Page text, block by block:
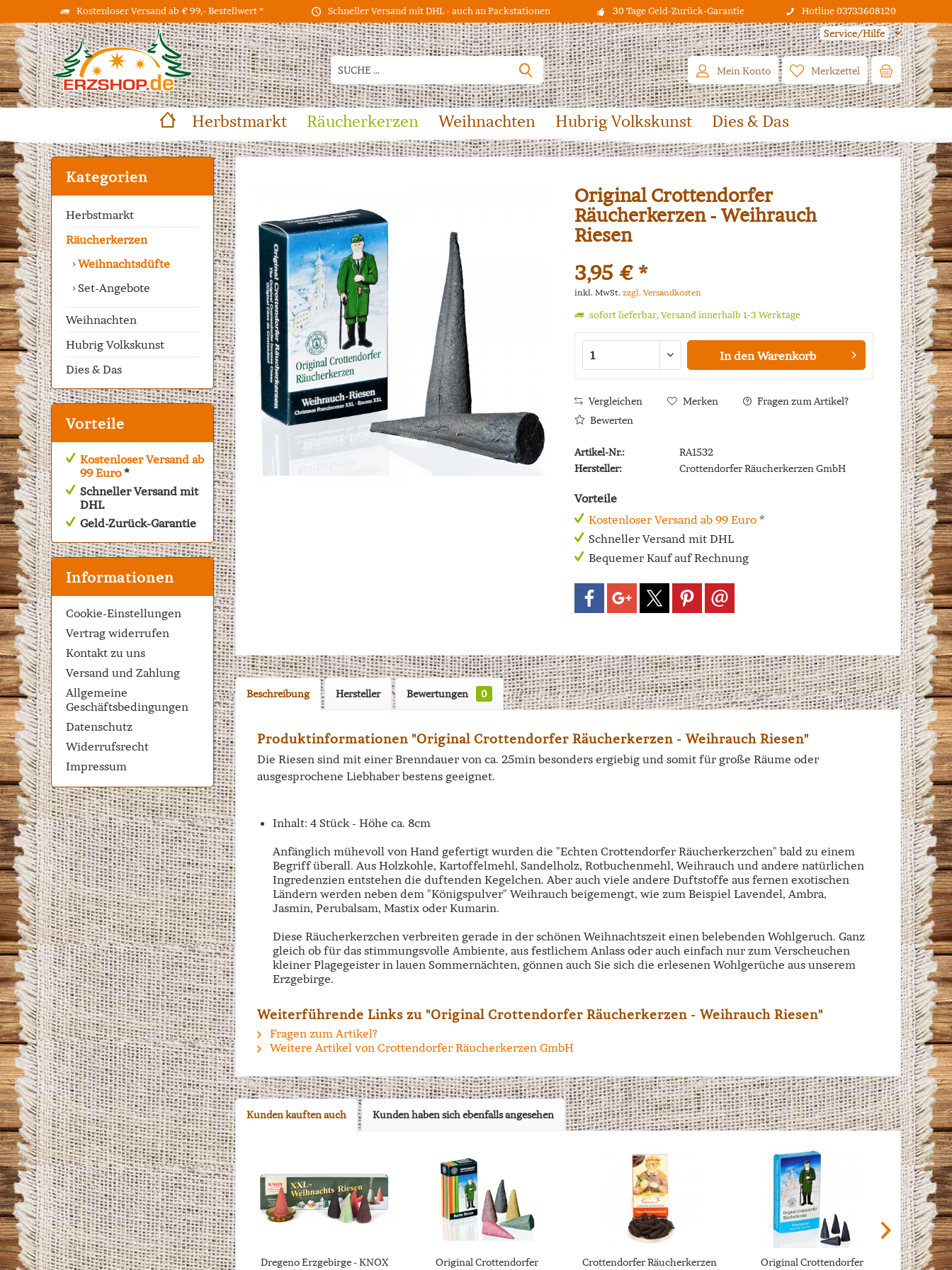
Kostenloser Versand ab € 99,- Bestellwert * Schneller Versand mit DHL - auch an Packstationen 30 Tage Geld-Zurück-Garantie Hotline 03733608120
Service/Hilfe
Merkzettel
Mein Konto
Herbstmarkt Räucherkerzen Weihnachten Hubrig Volkskunst Dies & Das
Kategorien
Herbstmarkt
Räucherkerzen
Weihnachtsdüfte
Set-Angebote
Weihnachten
Hubrig Volkskunst
Dies & Das
Vorteile
Kostenloser Versand ab
99 Euro*
Schneller Versand mit
DHL
Geld-Zurück-Garantie
Informationen
Cookie-Einstellungen
Vertrag widerrufen
Kontakt zu uns
Versand und Zahlung
Allgemeine
Geschäftsbedingungen
Datenschutz
Widerrufsrecht
Impressum
Original Crottendorfer
Räucherkerzen - Weihrauch
Riesen
3,95 € *
inkl. MwSt. zzgl. Versandkosten
sofort lieferbar, Versand innerhalb 1-3 Werktage
In den Warenkorb
Vergleichen Merken
Fragen zum Artikel?
Bewerten
Artikel-Nr.:
RA1532
Hersteller:
Crottendorfer Räucherkerzen GmbH
Vorteile
Kostenloser Versand ab 99 Euro*
Schneller Versand mit DHL
Bequemer Kauf auf Rechnung
Beschreibung Hersteller Bewertungen 0
Produktinformationen "Original Crottendorfer Räucherkerzen - Weihrauch Riesen"
Die Riesen sind mit einer Brenndauer von ca. 25min besonders ergiebig und somit für große Räume oder
ausgesprochene Liebhaber bestens geeignet.
Inhalt: 4 Stück - Höhe ca. 8cm
Anfänglich mühevoll von Hand gefertigt wurden die "Echten Crottendorfer Räucherkerzchen" bald zu einem
Begriff überall. Aus Holzkohle, Kartoffelmehl, Sandelholz, Rotbuchenmehl, Weihrauch und andere natürlichen
Ingredenzien entstehen die duftenden Kegelchen. Aber auch viele andere Duftstoffe aus fernen exotischen
Ländern werden neben dem "Königspulver" Weihrauch beigemengt, wie zum Beispiel Lavendel, Ambra,
Jasmin, Perubalsam, Mastix oder Kumarin.
Diese Räucherkerzchen verbreiten gerade in der schönen Weihnachtszeit einen belebenden Wohlgeruch. Ganz
gleich ob für das stimmungsvolle Ambiente, aus festlichem Anlass oder auch einfach nur zum Verscheuchen
kleiner Plagegeister in lauen Sommernächten, gönnen auch Sie sich die erlesenen Wohlgerüche aus unserem
Erzgebirge.
Weiterführende Links zu "Original Crottendorfer Räucherkerzen - Weihrauch Riesen"
Fragen zum Artikel?
Weitere Artikel von Crottendorfer Räucherkerzen GmbH
Kunden kauften auch Kunden haben sich ebenfalls angesehen
Dregeno Erzgebirge - KNOX
Original Crottendorfer
Crottendorfer Räucherkerzen
Original Crottendorfer